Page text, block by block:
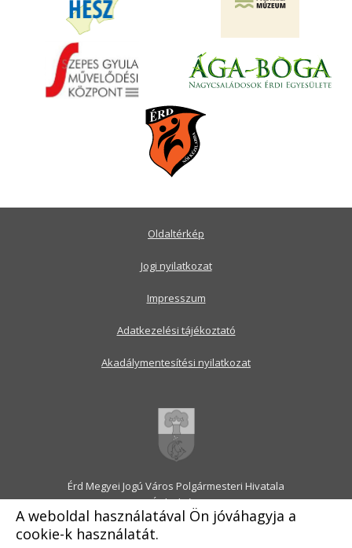
A weboldal használatával Ön jóváhagyja a
cookie-k használatát.
Érd Megyei Jogú Város Polgármesteri Hivatala
2030 Érd, Alsó utca 1.
Levélcím: 2031 Érd, Pf.: 31
E-mail:onkormanyzat@erd.hu
Oldaltérkép
Jogi nyilatkozat
Impresszum
Adatkezelési tájékoztató
Akadálymentesítési nyilatkozat